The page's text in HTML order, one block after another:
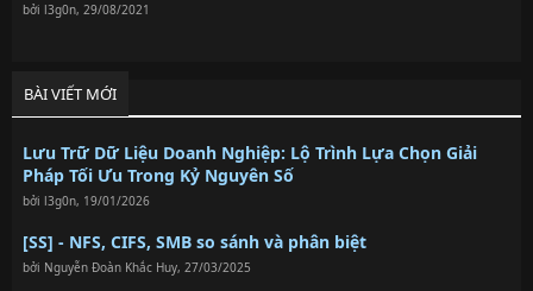
bởi l3g0n, 29/08/2021
BÀI VIẾT MỚI
Lưu Trữ Dữ Liệu Doanh Nghiệp: Lộ Trình Lựa Chọn Giải
Pháp Tối Ưu Trong Kỷ Nguyên Số
bởi l3g0n, 19/01/2026
[SS] - NFS, CIFS, SMB so sánh và phân biệt
bởi Nguyễn Đoàn Khắc Huy, 27/03/2025